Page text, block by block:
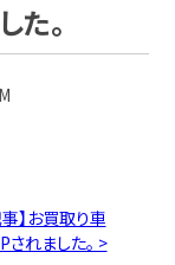
た。
事】お買取り車
れました。 >